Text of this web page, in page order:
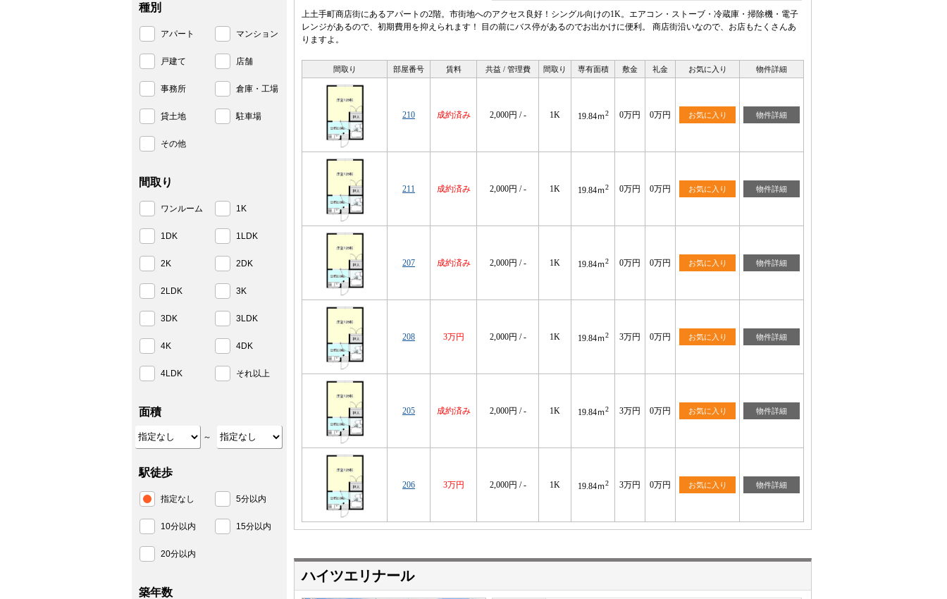
上土手町商店街にあるアパートの2階。市街地へのアクセス良好！シングル向けの1K。エアコン・ストーブ・冷蔵庫・掃除機・電子
レンジがあるので、初期費用を抑えられます！ 目の前にバス停があるのでお出かけに便利。 商店街沿いなので、お店もたくさんあ
りますよ。
間取り 部屋番号 賃料 共益 / 管理費 間取り 専有面積 敷金 礼金 お気に入り 物件詳細
210 成約済み 2,000円 / - 1K 19.84ｍ2 0万円 0万円 お気に入り 物件詳細
211 成約済み 2,000円 / - 1K 19.84ｍ2 0万円 0万円 お気に入り 物件詳細
207 成約済み 2,000円 / - 1K 19.84ｍ2 0万円 0万円 お気に入り 物件詳細
208 3万円 2,000円 / - 1K 19.84ｍ2 3万円 0万円 お気に入り 物件詳細
205 成約済み 2,000円 / - 1K 19.84ｍ2 3万円 0万円 お気に入り 物件詳細
206 3万円 2,000円 / - 1K 19.84ｍ2 3万円 0万円 お気に入り 物件詳細
ハイツエリナール
種別
アパート マンション
戸建て 店舗
事務所 倉庫・工場
貸土地 駐車場
その他
間取り
ワンルーム 1K
1DK 1LDK
2K 2DK
2LDK 3K
3DK 3LDK
4K 4DK
4LDK それ以上
面積
～
駅徒歩
指定なし 5分以内
10分以内 15分以内
20分以内
築年数